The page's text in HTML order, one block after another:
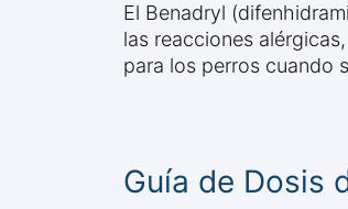
El Benadryl
las reacciones
para los perros cuando
Guía de Dosis